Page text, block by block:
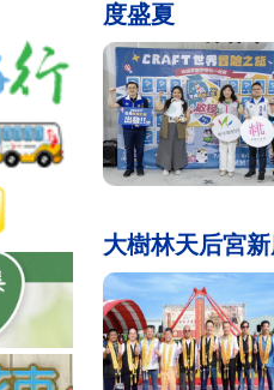
度盛夏
大樹林天后宮